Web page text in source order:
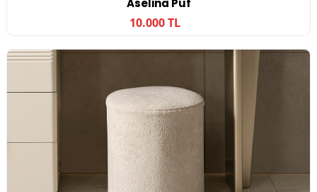
Aselina Puf
10.000 TL